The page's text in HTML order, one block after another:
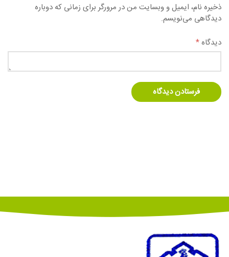
ذخیره نام، ایمیل و وبسایت من در مرورگر برای زمانی که دوباره
دیدگاهی می‌نویسم.
دیدگاه*